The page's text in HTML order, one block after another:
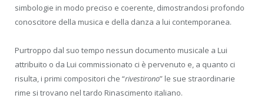
simbologie in modo preciso e coerente, dimostrandosi profondo
conoscitore della musica e della danza a lui contemporanea.
Purtroppo dal suo tempo nessun documento musicale a Lui
attribuito o da Lui commissionato ci è pervenuto e, a quanto ci
risulta, i primi compositori che “rivestirono” le sue straordinarie
rime si trovano nel tardo Rinascimento italiano.